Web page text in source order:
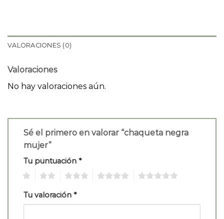
VALORACIONES (0)
Valoraciones
No hay valoraciones aún.
Sé el primero en valorar “chaqueta negra
mujer”
Tu puntuación *
Tu valoración *